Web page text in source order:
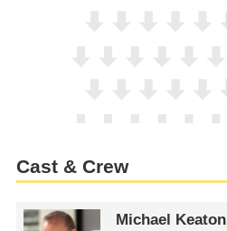
Cast & Crew
Michael Keaton